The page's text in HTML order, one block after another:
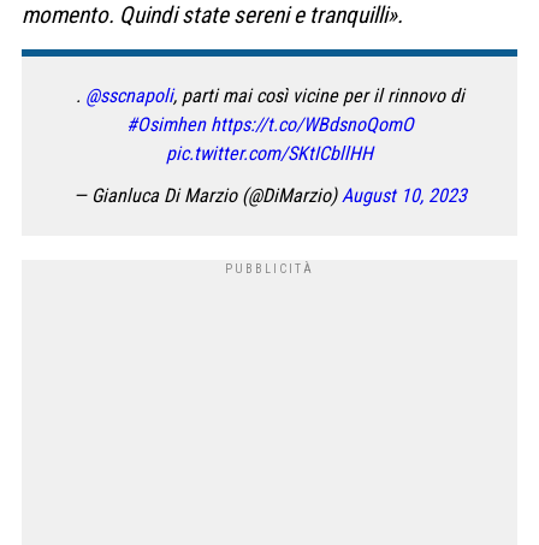
momento. Quindi state sereni e tranquilli».
. @sscnapoli, parti mai così vicine per il rinnovo di
#Osimhen https://t.co/WBdsnoQomO
pic.twitter.com/SKtICbllHH
— Gianluca Di Marzio (@DiMarzio)August 10, 2023